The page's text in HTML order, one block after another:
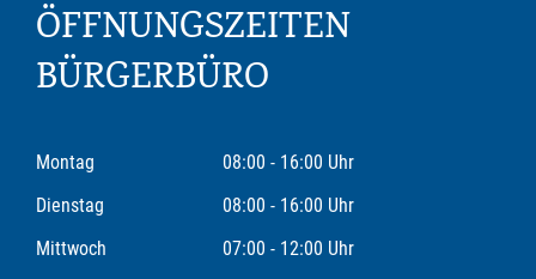
ÖFFNUNGSZEITEN
BÜRGERBÜRO
Montag
08:00 - 16:00 Uhr
Dienstag
08:00 - 16:00 Uhr
Mittwoch
07:00 - 12:00 Uhr